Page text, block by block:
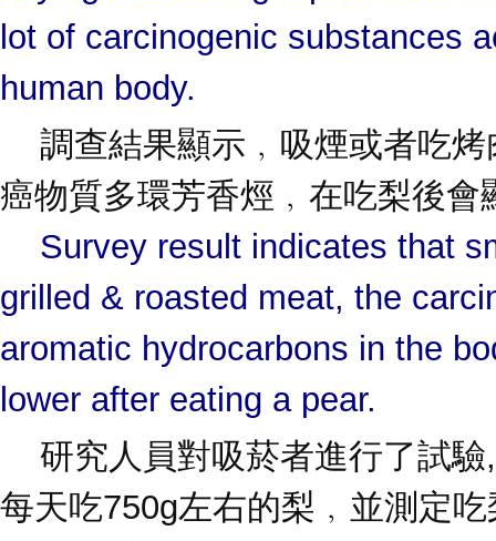
lot of carcinogenic substances
human body.
調查結果顯示﹐吸煙或者吃烤
癌物質多環芳香烴﹐在吃梨後會
Survey result indicates that
grilled & roasted meat, the
aromatic hydrocarbons in the
lower after eating a pear.
研究人員對吸菸者進行了試驗
每天吃750g左右的梨﹐並測定